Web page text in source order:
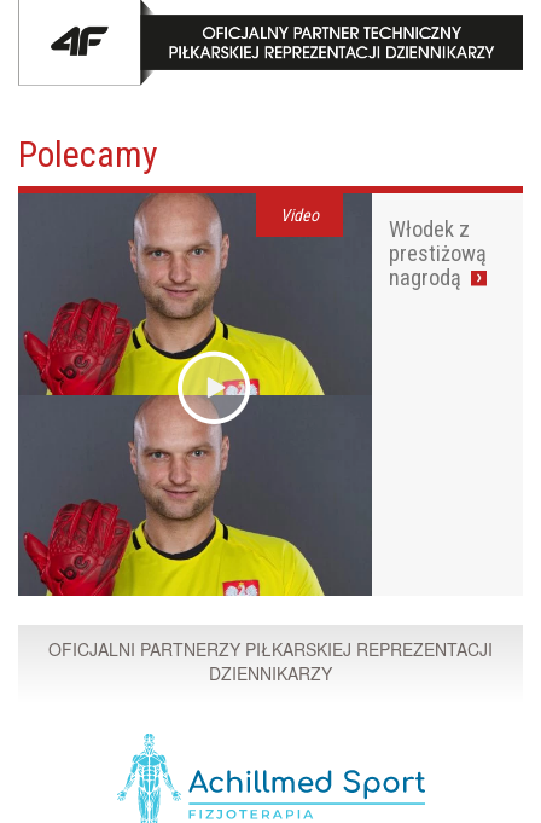
Polecamy
Video
Włodek z
prestiżową
nagrodą
OFICJALNI PARTNERZY PIŁKARSKIEJ REPREZENTACJI
DZIENNIKARZY